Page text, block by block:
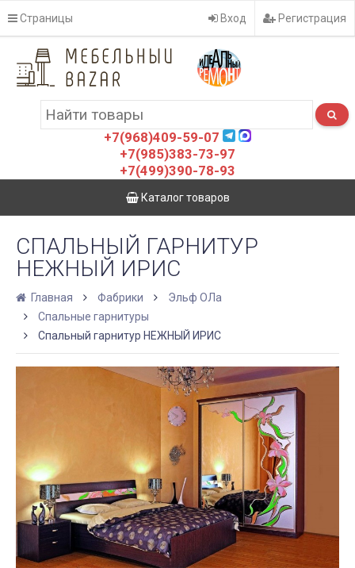
Страницы Вход Регистрация
+7(968)409-59-07
+7(985)383-73-97
+7(499)390-78-93
Каталог товаров
СПАЛЬНЫЙ ГАРНИТУР
НЕЖНЫЙ ИРИС
Главная Фабрики
Эльф ОЛа
Спальные гарнитуры
Спальный гарнитур НЕЖНЫЙ ИРИС